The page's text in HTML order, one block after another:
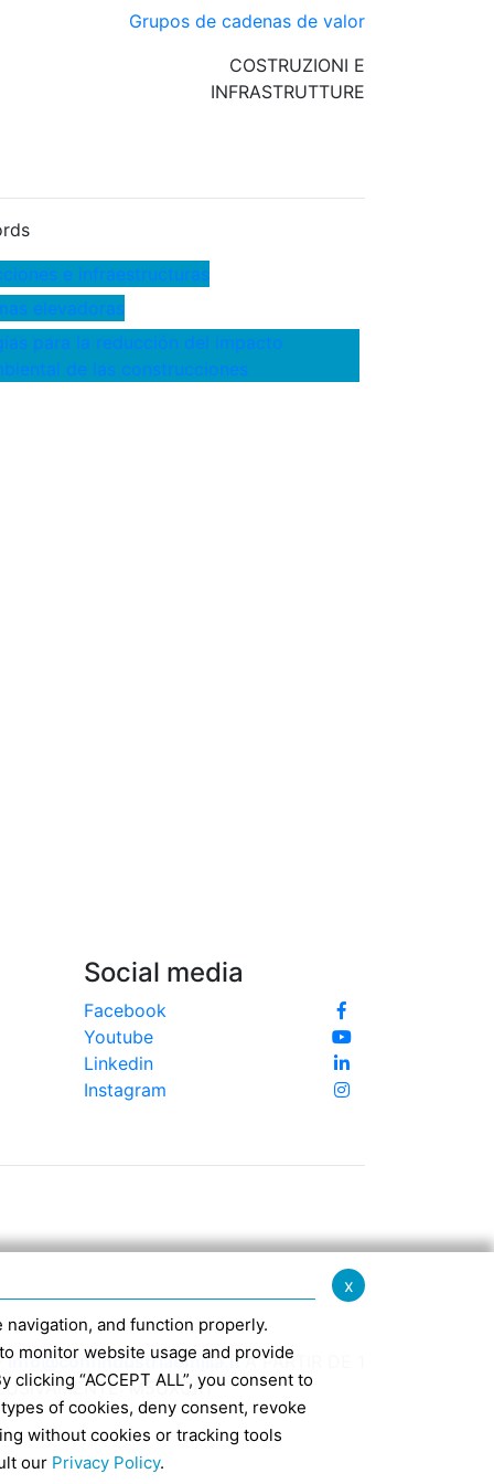
Grupos de cadenas de valor
COSTRUZIONI E
INFRASTRUTTURE
e infraestructuras
elevadoras
para la reducción del impacto
de las construcciones
Social media
Facebook
Youtube
Linkedin
Instagram
info@confindustriaemilia.it A PARTIR DE 1
M5UXCR1
x
and function properly.
monitor website usage and provide
clicking “ACCEPT ALL”, you consent to
of cookies, deny consent, revoke
without cookies or tracking tools
our Privacy Policy.